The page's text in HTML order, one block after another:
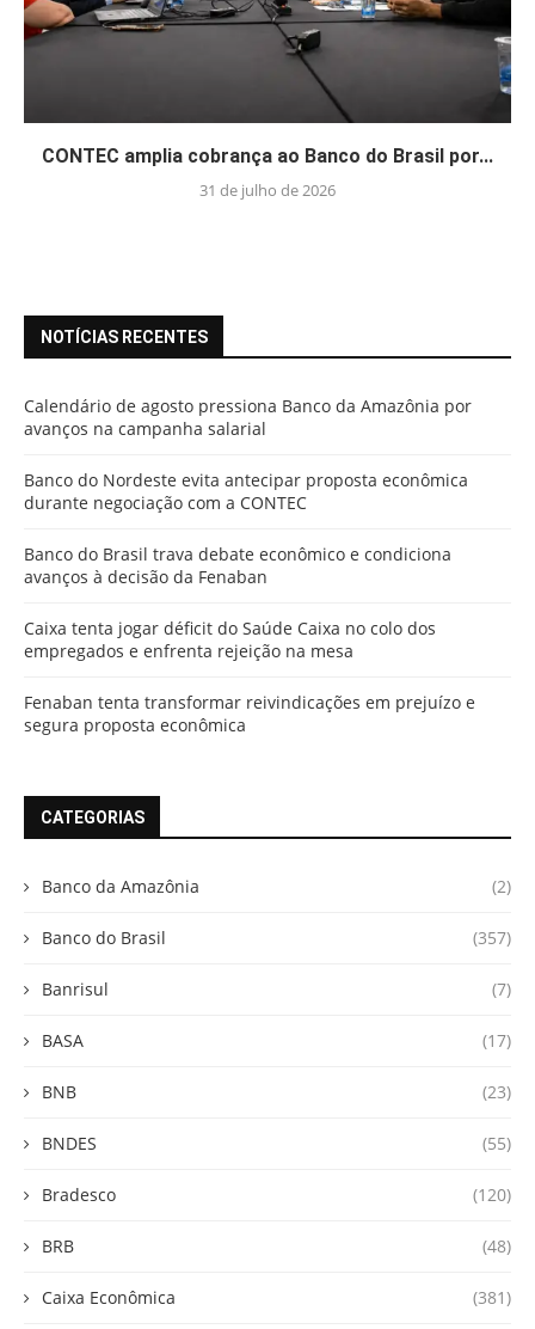
CONTEC amplia cobrança ao Banco do Brasil por...
31 de julho de 2026
NOTÍCIAS RECENTES
Calendário de agosto pressiona Banco da Amazônia por
avanços na campanha salarial
Banco do Nordeste evita antecipar proposta econômica
durante negociação com a CONTEC
Banco do Brasil trava debate econômico e condiciona
avanços à decisão da Fenaban
Caixa tenta jogar déficit do Saúde Caixa no colo dos
empregados e enfrenta rejeição na mesa
Fenaban tenta transformar reivindicações em prejuízo e
segura proposta econômica
CATEGORIAS
Banco da Amazônia (2)
Banco do Brasil (357)
Banrisul (7)
BASA (17)
BNB (23)
BNDES (55)
Bradesco (120)
BRB (48)
Caixa Econômica (381)